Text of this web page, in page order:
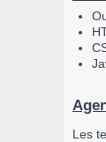
Les